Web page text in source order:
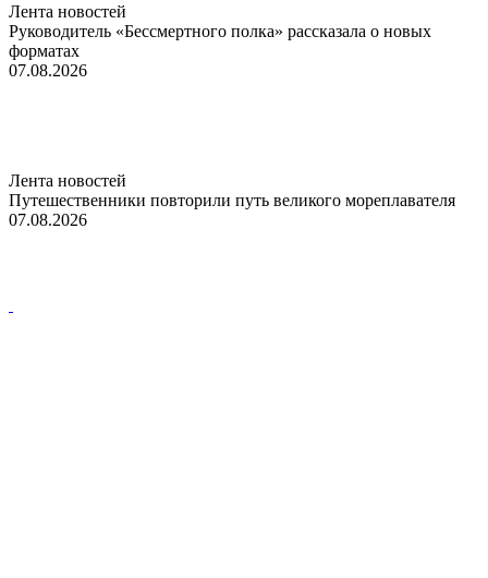
Лента новостей
Руководитель «Бессмертного полка» рассказала о новых
форматах
07.08.2026
Лента новостей
Путешественники повторили путь великого мореплавателя
07.08.2026